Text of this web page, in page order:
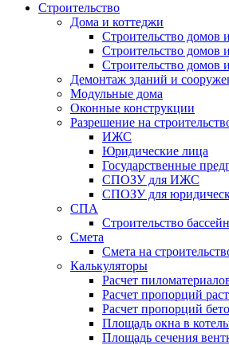
Строительство
Дома и коттеджи
Строительство домов
Строительство домов
Строительство домов
Демонтаж зданий и
Модульные дома
Оконные конструкции
Разрешение на
ИЖС
Юридические лица
Государственные
СПОЗУ для ИЖС
СПОЗУ для
СПА
Строительство
Смета
Смета на
Калькуляторы
Расчет
Расчет пропорций
Расчет пропорций
Площадь окна в
Площадь сечения